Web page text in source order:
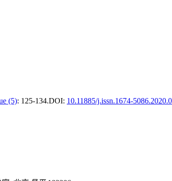
(5): 125-134.DOI: 10.11885/j.issn.1674-